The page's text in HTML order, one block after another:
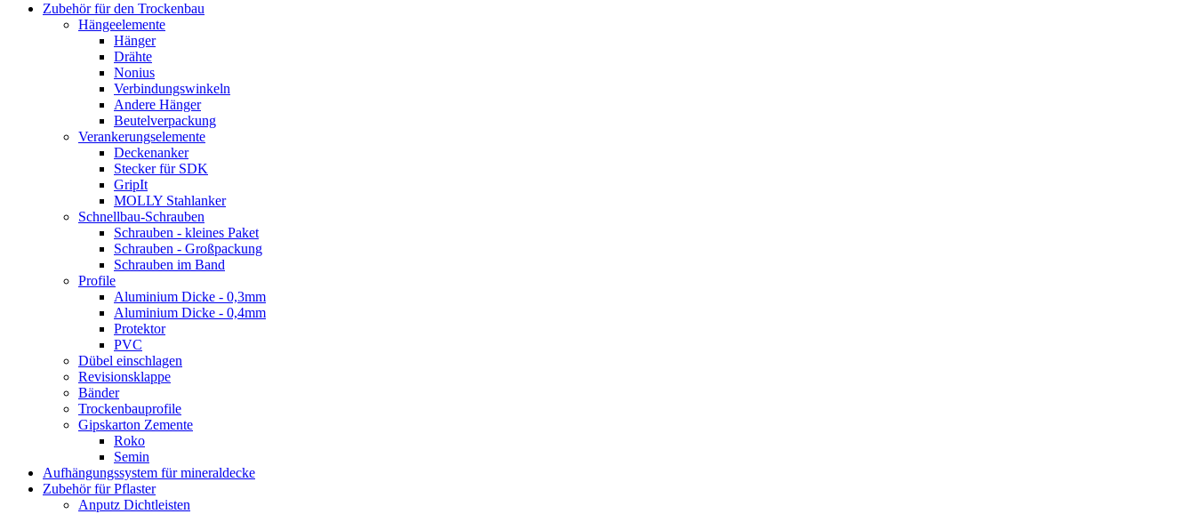
Zubehör für den Trockenbau
Hängeelemente
Hänger
Drähte
Nonius
Verbindungswinkeln
Andere Hänger
Beutelverpackung
Verankerungselemente
Deckenanker
Stecker für SDK
GripIt
MOLLY Stahlanker
Schnellbau-Schrauben
Schrauben - kleines Paket
Schrauben - Großpackung
Schrauben im Band
Profile
Aluminium Dicke - 0,3mm
Aluminium Dicke - 0,4mm
Protektor
PVC
Dübel einschlagen
Revisionsklappe
Bänder
Trockenbauprofile
Gipskarton Zemente
Roko
Semin
Aufhängungssystem für mineraldecke
Zubehör für Pflaster
Anputz Dichtleisten